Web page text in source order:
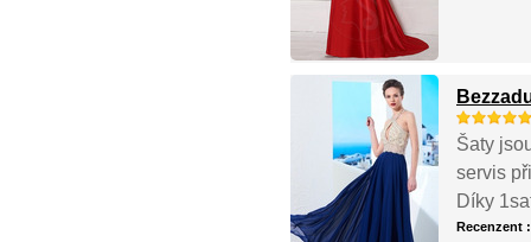
Šaty
servis
Díky
Recenzent